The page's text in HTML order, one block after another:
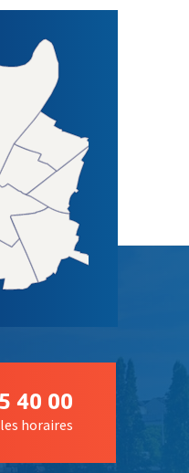
D'ANGERS
40 00
horaires